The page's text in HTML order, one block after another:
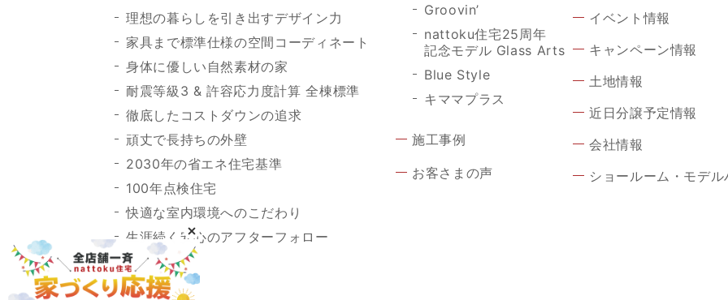
理想の暮らしを引き出すデザイン力
家具まで標準仕様の空間コーディネート
身体に優しい自然素材の家
耐震等級3 & 許容応力度計算 全棟標準
徹底したコストダウンの追求
頑丈で長持ちの外壁
2030年の省エネ住宅基準
100年点検住宅
快適な室内環境へのこだわり
生涯続く安心のアフターフォロー
Groovin’
nattoku住宅25周年
記念モデル Glass Arts
Blue Style
キママプラス
施工事例
お客さまの声
イベント情報
キャンペーン情報
土地情報
近日分譲予定情報
会社情報
ショールーム・モデ